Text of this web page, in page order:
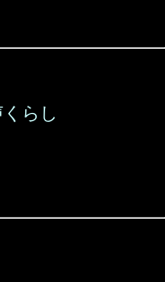
らし